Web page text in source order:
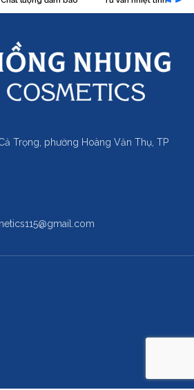
Trọng, phường Hoàng Văn Thụ, TP